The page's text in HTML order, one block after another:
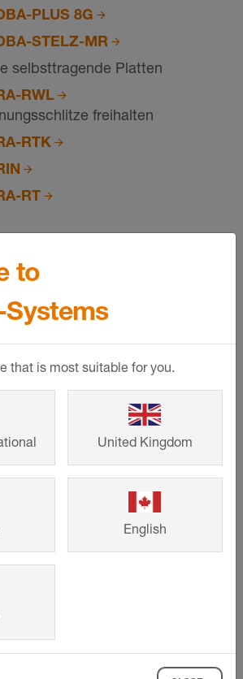
PLUS 8G
STELZ-MR
selbsttragende Platten
RWL
freihalten
RTK
RT
STELZ-Mörtel-Ringen
to
that is most suitable for you.
United Kingdom
English